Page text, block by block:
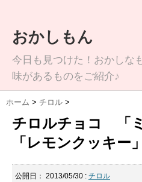
おかしもん
今日も見つけた！おかしな
味があるものをご紹介♪
ホーム > チロル >
チロルチョコ 「
「レモンクッキー」
公開日： 2013/05/30 : チロル